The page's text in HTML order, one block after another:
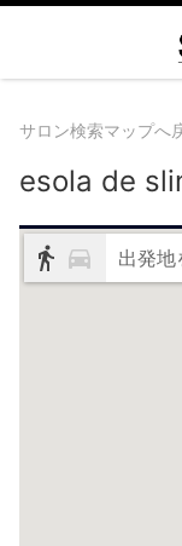
サロン検索マップへ
esola de
出発地